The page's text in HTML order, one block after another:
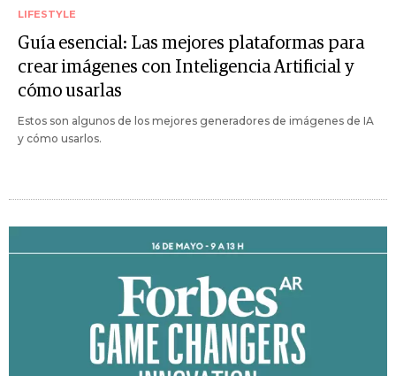
LIFESTYLE
Guía esencial: Las mejores plataformas para
crear imágenes con Inteligencia Artificial y
cómo usarlas
Estos son algunos de los mejores generadores de imágenes de IA
y cómo usarlos.